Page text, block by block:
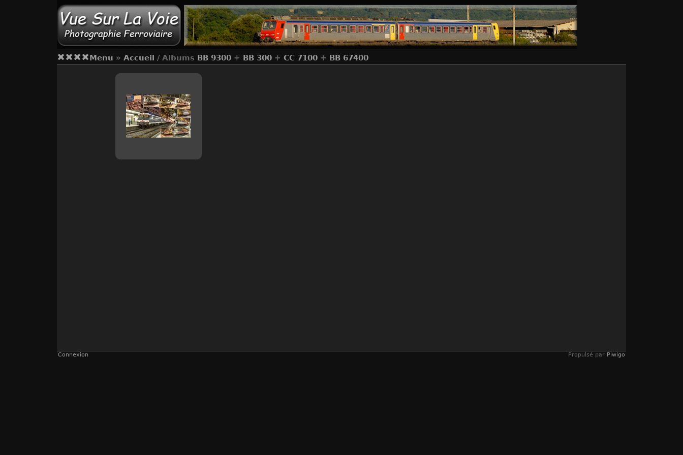
Menu » Accueil / Albums BB 9300 + BB 300 + CC 7100 + BB 67400
Connexion Propulsé par Piwigo